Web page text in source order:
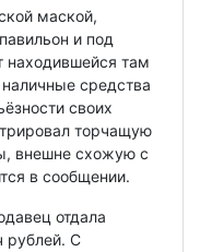
маской,
и под
находившейся там
средства
своих
торчащую
внешне схожую с
в сообщении.
отдала
рублей. С